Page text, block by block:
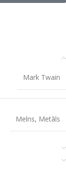
Mark Twain
Melns, Metāls